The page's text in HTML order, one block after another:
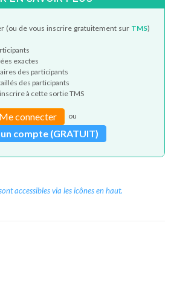
(ou de vous inscrire gratuitement sur TMS)
exactes
des participants
des participants
à cette sortie TMS
Me connecter ou
compte (GRATUIT)
accessibles via les icônes en haut.